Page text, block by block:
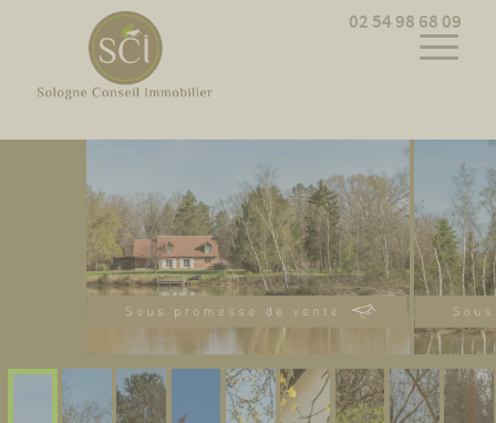
02 54 98 68 09
Cookies management panel